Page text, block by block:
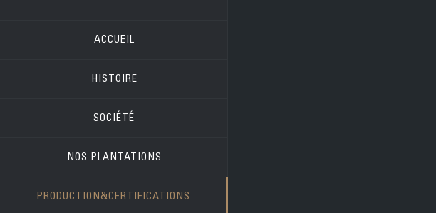
ACCUEIL
HISTOIRE
SOCIÉTÉ
NOS PLANTATIONS
PRODUCTION&CERTIFICATIONS